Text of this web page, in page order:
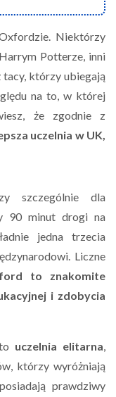
Niektórzy
Potterze, inni
tacy, którzy ubiegają
na to, w której
że zgodnie z
uczelnia w UK,
szczególnie dla
90 minut drogi na
jedna trzecia
Liczne
to znakomite
i zdobycia
uczelnia elitarna
którzy wyróżniają
prawdziwy